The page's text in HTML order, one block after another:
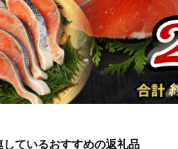
ているおすすめの返礼品